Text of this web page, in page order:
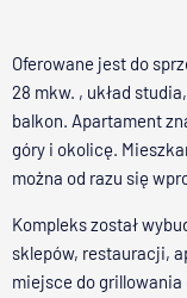
Oferowane jest do
28 mkw. , układ
balkon. Apartament
góry i okolicę.
można od razu się
Kompleks został
sklepów, restauracji,
miejsce do